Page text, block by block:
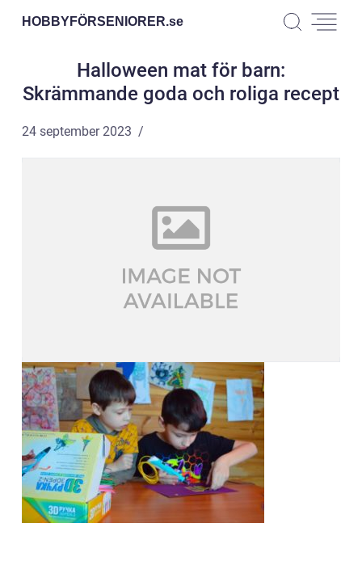
HOBBYFÖRSENIORER.se
Halloween mat för barn:
Skrämmande goda och roliga recept
24 september 2023